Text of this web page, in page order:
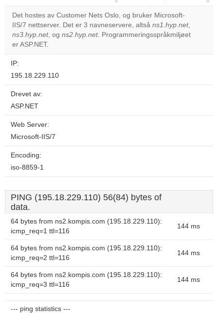
correctly.
Do you
own this
OK
Det hostes av Customer Nets Oslo, og bruker Microsoft-
IIS/7 nettserver. Det er 3 navneservere, altså ns1.hyp.net,
ns3.hyp.net, og ns2.hyp.net. Programmeringsspråkmiljøet
er ASP.NET.
IP:
195.18.229.110
Drevet av:
ASP.NET
Web Server:
Microsoft-IIS/7
Encoding:
iso-8859-1
PING (195.18.229.110) 56(84) bytes of
data.
64 bytes from ns2.kompis.com (195.18.229.110):
icmp_req=1 ttl=116
144 ms
64 bytes from ns2.kompis.com (195.18.229.110):
icmp_req=2 ttl=116
144 ms
64 bytes from ns2.kompis.com (195.18.229.110):
icmp_req=3 ttl=116
144 ms
--- ping statistics ---